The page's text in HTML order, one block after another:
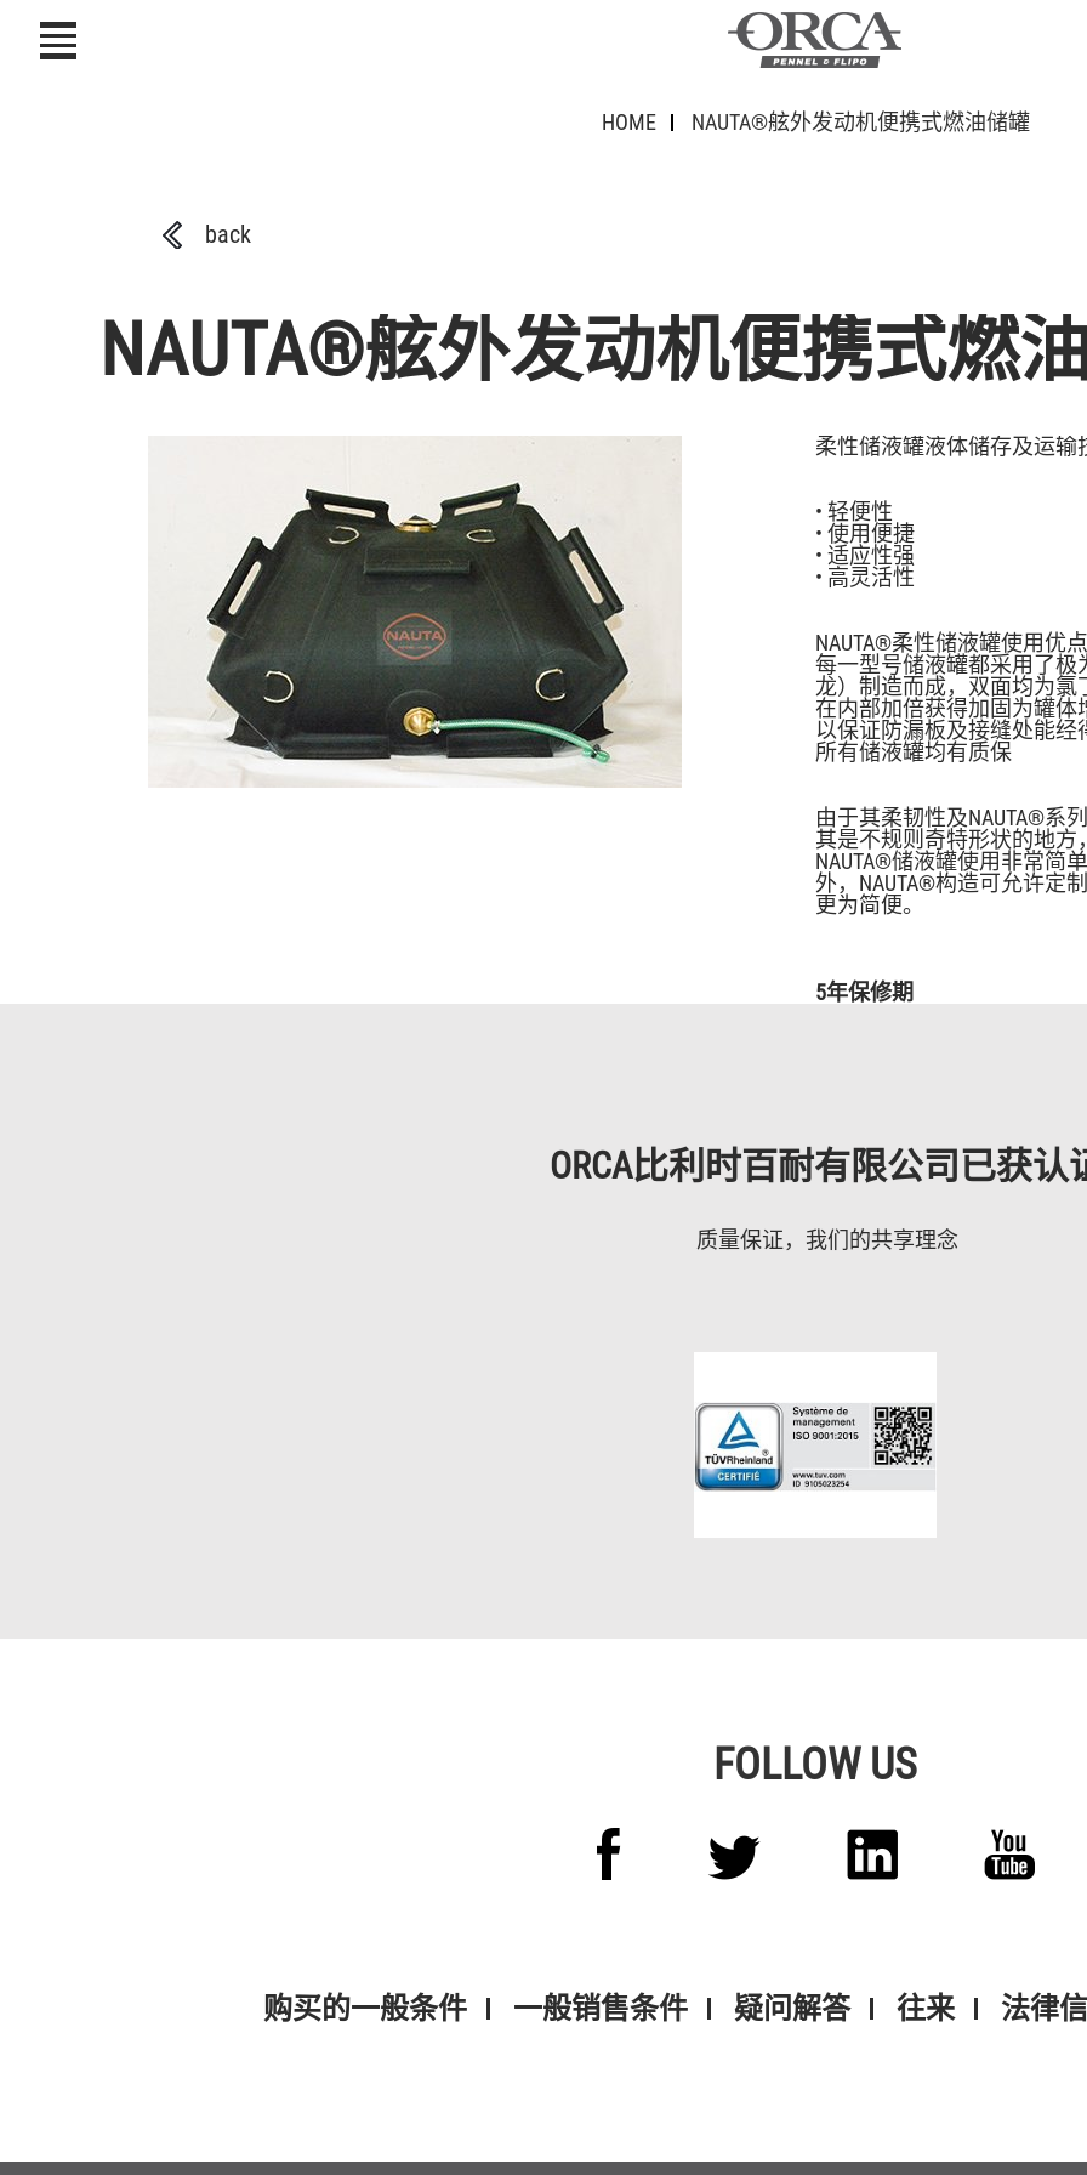
HOME NAUTA®舷外发动机便携式燃油储罐
back
NAUTA®舷外发动机便携式燃
柔性储液罐液体储存及运输
• 轻便性
• 使用便捷
• 适应性强
• 高灵活性
NAUTA®柔性储液罐使用优
每一型号储液罐都采用了极
龙）制造而成，双面均为
在内部加倍获得加固为罐体
以保证防漏板及接缝处能
所有储液罐均有质保
由于其柔韧性及NAUTA®系
其是不规则奇特形状的地
NAUTA®储液罐使用非常简
外，NAUTA®构造可允许定
更为简便。
5年保修期
ORCA比利时百耐有限公司已获认
质量保证，我们的共享理念
FOLLOW US
购买的一般条件 一般销售条件 疑问解答 往来 法律